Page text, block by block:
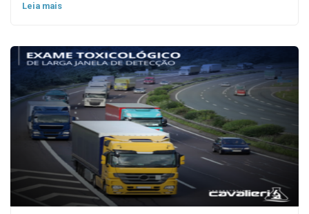
Leia mais